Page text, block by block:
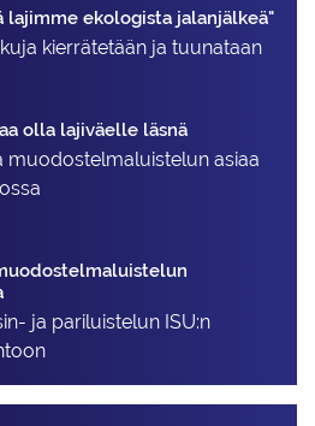
lajimme ekologista jalanjälkeä"
kierrätetään ja tuunataan
olla lajiväelle läsnä
muodostelma­luistelun asiaa
ja pariluistelun ISU:n